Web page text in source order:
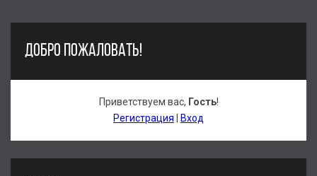
ДОБРО ПОЖАЛОВАТЬ!
Приветствуем вас, Гость!
Регистрация
Вход